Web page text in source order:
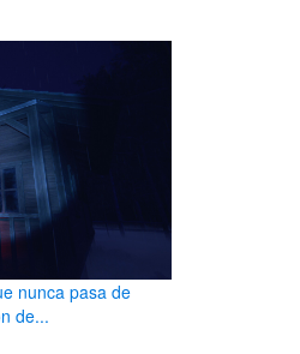
nunca pasa de
de...